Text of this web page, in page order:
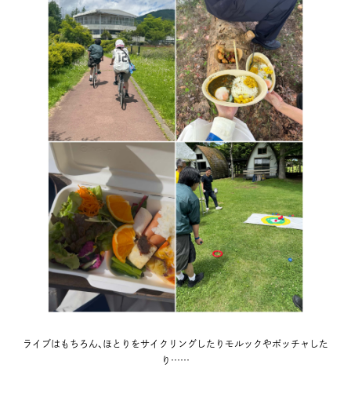
ライブはもちろん、ほとりをサイクリングしたりモルックやボッチャした
り……